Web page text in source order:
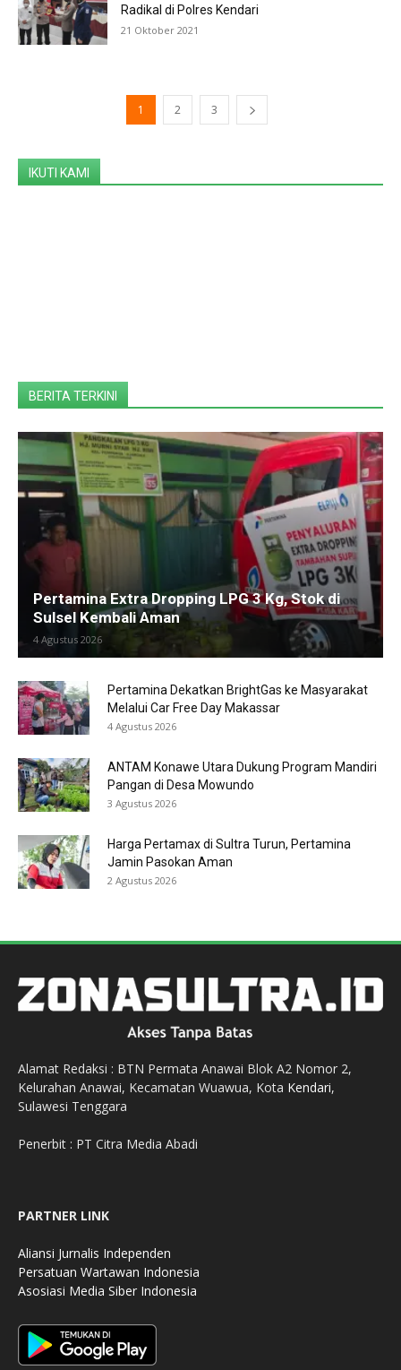
Radikal di Polres Kendari
21 Oktober 2021
1 2 3
IKUTI KAMI
BERITA TERKINI
Pertamina Extra Dropping LPG 3 Kg, Stok di
Sulsel Kembali Aman
4 Agustus 2026
Pertamina Dekatkan BrightGas ke Masyarakat
Melalui Car Free Day Makassar
4 Agustus 2026
ANTAM Konawe Utara Dukung Program Mandiri
Pangan di Desa Mowundo
3 Agustus 2026
Harga Pertamax di Sultra Turun, Pertamina
Jamin Pasokan Aman
2 Agustus 2026
Alamat Redaksi : BTN Permata Anawai Blok A2 Nomor 2,
Kelurahan Anawai, Kecamatan Wuawua, Kota Kendari,
Sulawesi Tenggara
Penerbit : PT Citra Media Abadi
PARTNER LINK
Aliansi Jurnalis Independen
Persatuan Wartawan Indonesia
Asosiasi Media Siber Indonesia